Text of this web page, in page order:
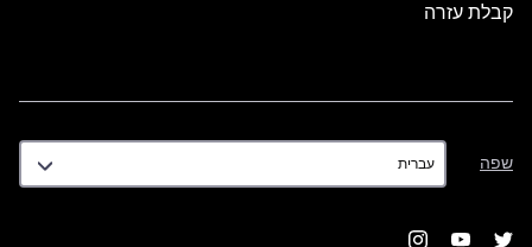
קבלת עזרה
שפה
שפה